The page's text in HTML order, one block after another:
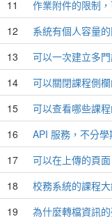
11
作業附件的限制
12
系統有個人容量
13
可以一次建立多
14
可以關閉課程側
15
可以查看哪些課
16
API 服務，不分
17
可以在上傳的頁
18
校務系統的課程
19
為什麼轉檔資訊